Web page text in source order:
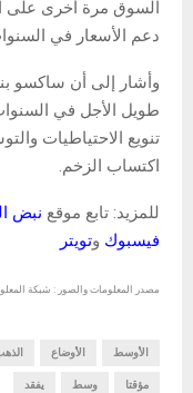
السوق مرة أخرى على
دعم الأسعار في
وأشار إلى أن ساكسو
طويل الأجل في
تنويع الاحتياطيات
اكتساب الزخم.
للمزيد: تابع موقع نبض
فيسبوك وتويتر
مصدر المعلومات والصور : شبكة
الأوسط الأوضاع
مؤقتا وسط يفقد